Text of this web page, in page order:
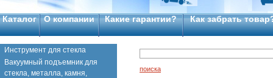
Каталог О компании Какие гарантии? Как забрать
Инструмент для стекла
Вакуумный подъемник для
стекла, металла, камня,
поиска